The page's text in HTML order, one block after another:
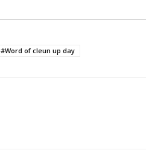
#Word of cleun up day